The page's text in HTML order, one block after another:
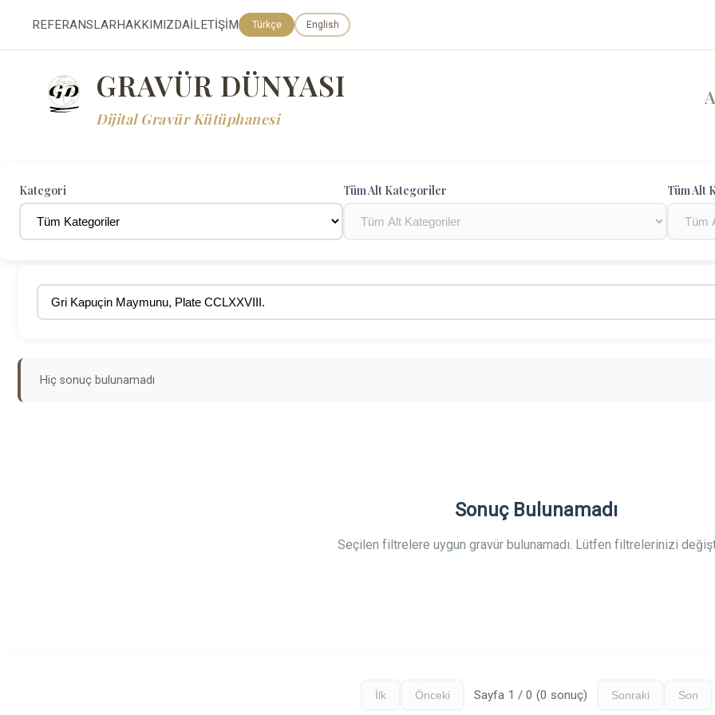
REFERANSLARHAKKIMIZDAİLETİŞİM Türkçe English
GRAVÜR DÜNYASI
Dijital Gravür Kütüphanesi
Kategori Tüm Alt Kategoriler Tüm Alt
Hiç sonuç bulunamadı
Sonuç Bulunamadı
Seçilen filtrelere uygun gravür bulunamadı. Lütfen filtrelerinizi
İlk Önceki Sayfa 1 / 0 (0 sonuç) Sonraki Son